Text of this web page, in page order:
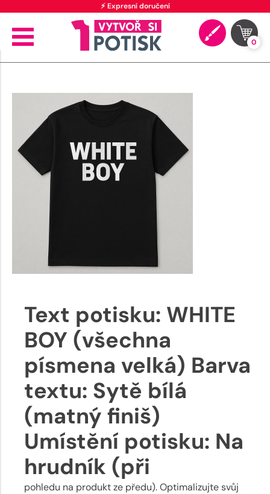
⚡ Expresní doručení
0
Text potisku: WHITE
BOY (všechna
písmena velká) Barva
textu: Sytě bílá
(matný finiš)
Umístění potisku: Na
hrudník (při
pohledu na produkt ze předu). Optimalizujte svůj